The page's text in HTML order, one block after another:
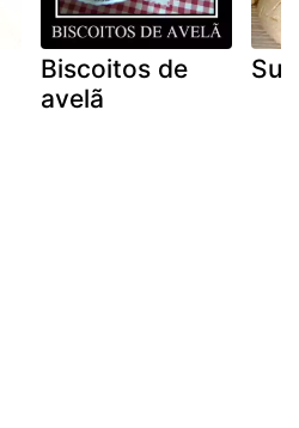
Biscoitos de
avelã